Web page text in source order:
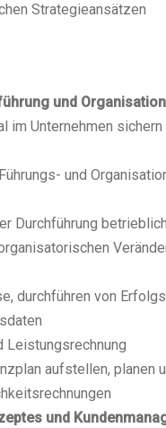
Strategieansätzen
und Organisation
im Unternehmen
und
Durchführung
durchführen von
Leistungsrechnung
aufstellen, planen
und